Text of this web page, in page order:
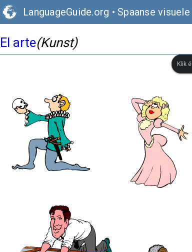
LanguageGuide.org • Spaanse
El arte(Kunst)
Klik